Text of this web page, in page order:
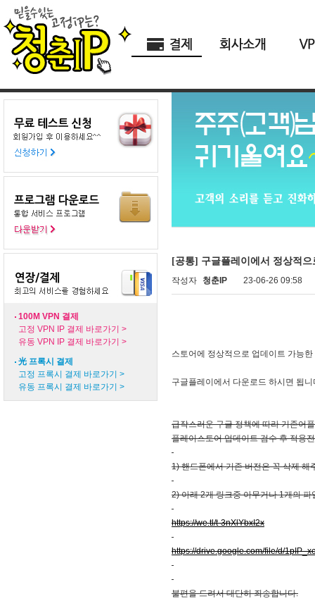
100M VPN 결제
고정 VPN IP 결제 바로가기 >
유동 VPN IP 결제 바로가기 >
光 프록시 결제
고정 프록시 결제 바로가기 >
유동 프록시 결제 바로가기 >
[공통] 구글플레이에서 정상적
작성자 청춘IP 23-06-26 09:58
스토어에 정상적으로 업데이트 가능
구글플레이에서 다운로드 하시면 됩니
급작스러운 구글 정책에 따라 기존어
플레이스토어 업데이트 검수 후 적용
1) 핸드폰에서 기존 버전은 꼭 삭제 해
2) 아래 2개 링크중 아무거나 1개의
https://we.tl/t-3nXlYbxI2x
https://drive.google.com/file/d/
불편을 드려서 대단히 죄송합니다.